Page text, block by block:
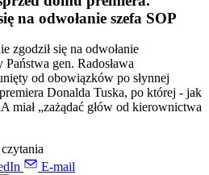
na odwołanie szefa SOP
zgodził się na odwołanie
gen. Radosława
od obowiązków po słynnej
Donalda Tuska, po której - jak
miał „zażądać głów od kierownictwa
E-mail